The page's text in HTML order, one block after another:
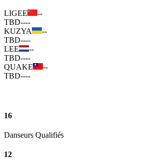
LIGEE
--
TBD----
KUZYA
--
TBD----
LEE
--
TBD----
QUAKE
--
TBD----
16
Danseurs Qualifiés
12